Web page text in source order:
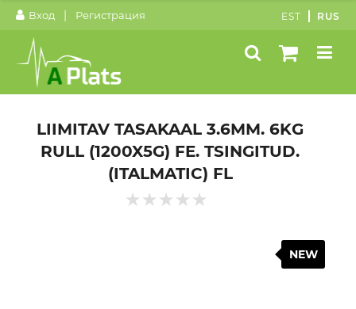
Вход | Регистрация EST RUS
LIIMITAV TASAKAAL 3.6MM. 6KG
RULL (1200X5G) FE. TSINGITUD.
(ITALMATIC) FL
NEW